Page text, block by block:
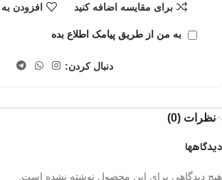
برای مقایسه اضافه کنید افزودن
به من از طریق پیامک اطلاع بده
دنبال کردن:
نظرات (0)
دیدگاهها
هیچ دیدگاهی برای این محصول نوشته نشده است.